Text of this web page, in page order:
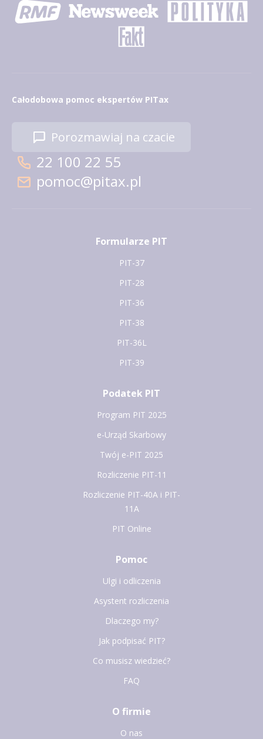
Całodobowa pomoc ekspertów PITax
Porozmawiaj na czacie
22 100 22 55
pomoc@pitax.pl
Formularze PIT
PIT-37
PIT-28
PIT-36
PIT-38
PIT-36L
PIT-39
Podatek PIT
Program PIT 2025
e-Urząd Skarbowy
Twój e-PIT 2025
Rozliczenie PIT-11
Rozliczenie PIT-40A i PIT-
11A
PIT Online
Pomoc
Ulgi i odliczenia
Asystent rozliczenia
Dlaczego my?
Jak podpisać PIT?
Co musisz wiedzieć?
FAQ
O firmie
O nas